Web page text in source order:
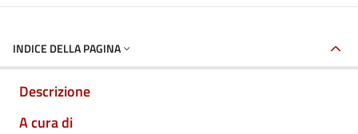
INDICE DELLA PAGINA
Descrizione
A cura di